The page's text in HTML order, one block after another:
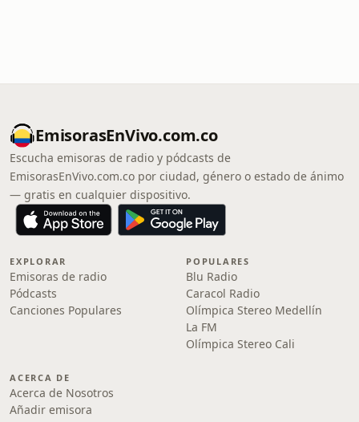
EmisorasEnVivo.com.co
Escucha emisoras de radio y pódcasts de
EmisorasEnVivo.com.co por ciudad, género o estado de ánimo
— gratis en cualquier dispositivo.
EXPLORAR
Emisoras de radio
Pódcasts
Canciones Populares
POPULARES
Blu Radio
Caracol Radio
Olímpica Stereo Medellín
La FM
Olímpica Stereo Cali
ACERCA DE
Acerca de Nosotros
Añadir emisora